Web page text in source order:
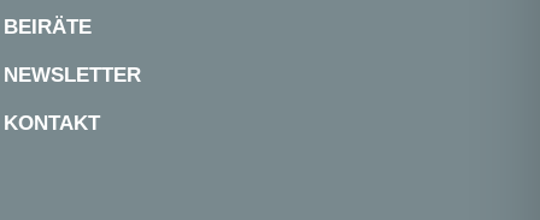
BEIRÄTE
NEWSLETTER
KONTAKT